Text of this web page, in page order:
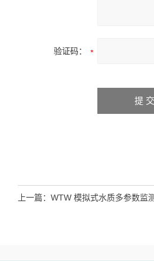
验证码：
上一篇： WTW 模拟式水质多参数监